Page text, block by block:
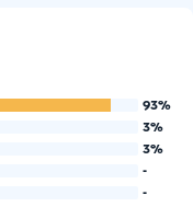
93%
3%
3%
-
-